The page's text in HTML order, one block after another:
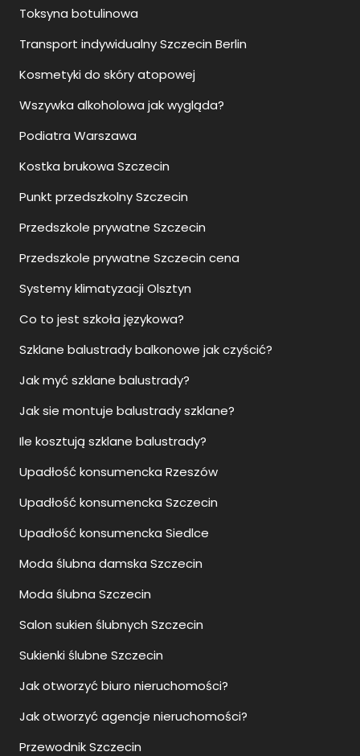
Toksyna botulinowa
Transport indywidualny Szczecin Berlin
Kosmetyki do skóry atopowej
Wszywka alkoholowa jak wygląda?
Podiatra Warszawa
Kostka brukowa Szczecin
Punkt przedszkolny Szczecin
Przedszkole prywatne Szczecin
Przedszkole prywatne Szczecin cena
Systemy klimatyzacji Olsztyn
Co to jest szkoła językowa?
Szklane balustrady balkonowe jak czyścić?
Jak myć szklane balustrady?
Jak sie montuje balustrady szklane?
Ile kosztują szklane balustrady?
Upadłość konsumencka Rzeszów
Upadłość konsumencka Szczecin
Upadłość konsumencka Siedlce
Moda ślubna damska Szczecin
Moda ślubna Szczecin
Salon sukien ślubnych Szczecin
Sukienki ślubne Szczecin
Jak otworzyć biuro nieruchomości?
Jak otworzyć agencje nieruchomości?
Przewodnik Szczecin